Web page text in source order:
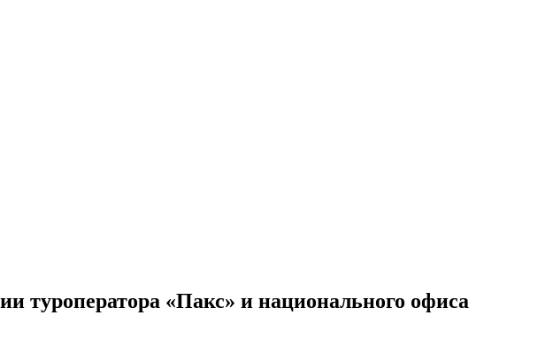
туроператора «Пакс» и национального офиса